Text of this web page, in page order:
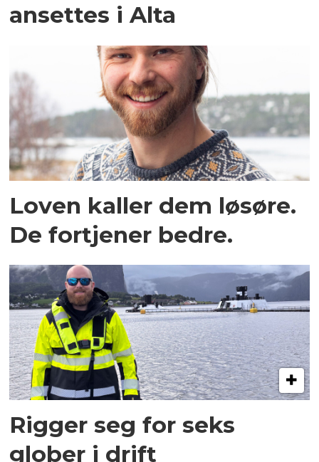
ansettes i Alta
Loven kaller dem løsøre.
De fortjener bedre.
Rigger seg for seks
glober i drift